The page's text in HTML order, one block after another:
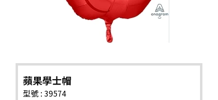
蘋果學士帽
型號 : 39574